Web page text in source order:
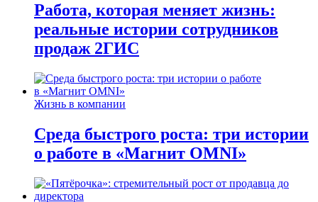
Работа, которая меняет жизнь:
реальные истории сотрудников
продаж 2ГИС
Жизнь в компании
Среда быстрого роста: три истории
о работе в «Магнит OMNI»